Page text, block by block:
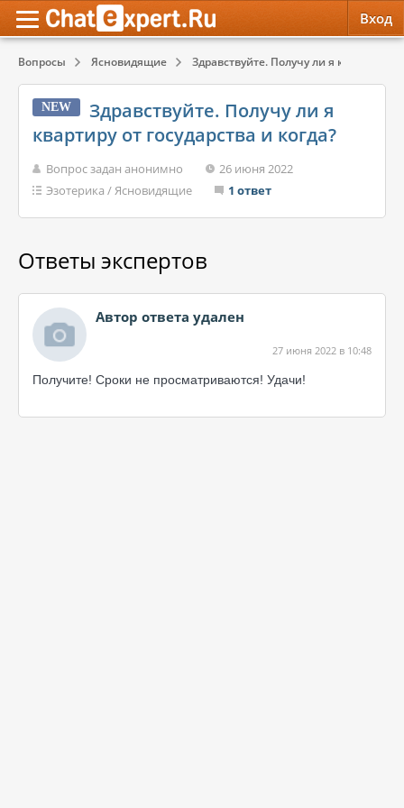
Вход
Вопросы Ясновидящие Здравствуйте. Получу ли я квартиру от
NEW
Здравствуйте. Получу ли я
квартиру от государства и когда?
Вопрос задан анонимно
26 июня 2022
Эзотерика /Ясновидящие 1 ответ
Ответы экспертов
Автор ответа удален
27 июня 2022 в 10:48
Получите! Сроки не просматриваются! Удачи!
Психология
Эзотерика
Красота, Здоровье
Психология
Эзотерика
Красота, Здоровье
Обратная связь
Служба поддержки
Правила сервиса